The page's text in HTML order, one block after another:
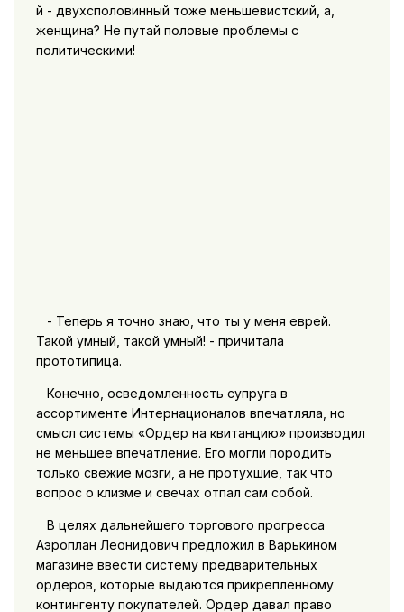
й - двухсполовинный тоже меньшевистский, а,
женщина? Не путай половые проблемы с
политическими!
- Теперь я точно знаю, что ты у меня еврей.
Такой умный, такой умный! - причитала
прототипица.
Конечно, осведомленность супруга в
ассортименте Интернационалов впечатляла, но
смысл системы «Ордер на квитанцию» производил
не меньшее впечатление. Его могли породить
только свежие мозги, а не протухшие, так что
вопрос о клизме и свечах отпал сам собой.
В целях дальнейшего торгового прогресса
Аэроплан Леонидович предложил в Варькином
магазине ввести систему предварительных
ордеров, которые выдаются прикрепленному
контингенту покупателей. Ордер давал право